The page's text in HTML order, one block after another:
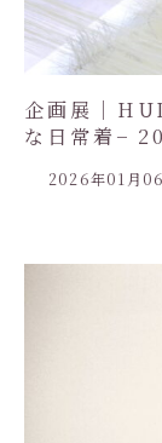
企画展｜
な日常着−
2026年01月06